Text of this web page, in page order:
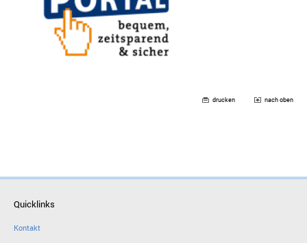
drucken nach oben
Quicklinks
Kontakt